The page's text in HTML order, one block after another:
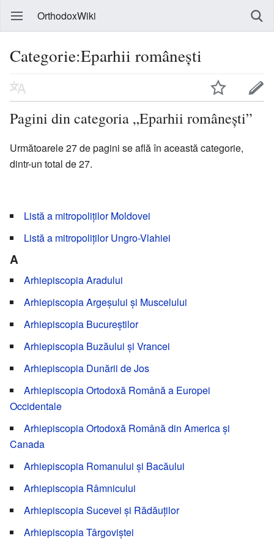
OrthodoxWiki
Categorie:Eparhii românești
Pagini din categoria „Eparhii românești”
Următoarele 27 de pagini se află în această categorie,
dintr-un total de 27.
Listă a mitropoliților Moldovei
Listă a mitropoliților Ungro-Vlahiei
A
Arhiepiscopia Aradului
Arhiepiscopia Argeșului și Muscelului
Arhiepiscopia Bucureștilor
Arhiepiscopia Buzăului și Vrancei
Arhiepiscopia Dunării de Jos
Arhiepiscopia Ortodoxă Română a Europei
Occidentale
Arhiepiscopia Ortodoxă Română din America și
Canada
Arhiepiscopia Romanului și Bacăului
Arhiepiscopia Râmnicului
Arhiepiscopia Sucevei și Rădăuților
Arhiepiscopia Târgoviștei